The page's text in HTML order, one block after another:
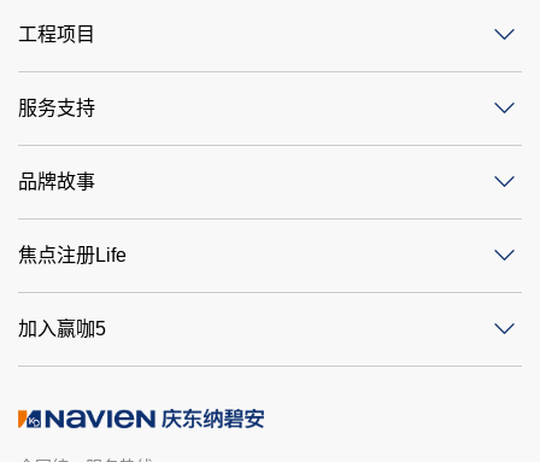
工程项目
服务支持
品牌故事
焦点注册Life
加入赢咖5